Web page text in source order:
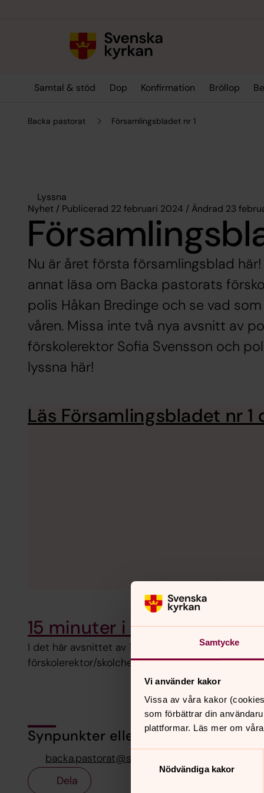
Samtycke
Vi använder kakor
Vissa av våra kakor
som förbättrar din
plattformar. Läs mer om
Nödvändiga kakor
Samtal & stöd Dop Konfirmation Bröllop
Backa pastorat Församlingsbladet nr 1
Lyssna
Nyhet / Publicerad 22 februari 2024 / Ändrad 23
Nu är året första församlingsblad
annat läsa om Backa pastorats
polis Håkan Bredinge och se vad
våren. Missa inte två nya avsnitt av
förskolerektor Sofia Svensson och
lyssna här!
Läs Församlingsbladet nr 1
15 minuter i soffan: Avsnitt
I det här avsnittet av 15 minuter i soffan berättar
förskolerektor/skolchef, om förskolorna som drivs
Synpunkter eller frågor på sidans
backa.pastorat@svenskakyrkan.se
Dela